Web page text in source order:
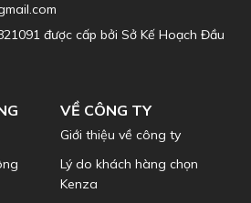
được cấp bởi Sở Kế Hoạch Đầu
VỀ CÔNG TY
Giới thiệu về công ty
Lý do khách hàng chọn
Kenza